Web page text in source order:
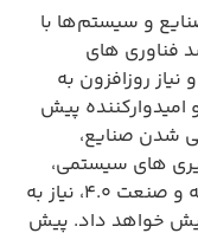
و سیستم‌ها با
فناوری های
روزافزون به
پیش
شدن صنایع،
های سیستمی،
تحلیل کلان داده ها، شبیه سازی پیشرفته و صنعت ۴.۰، نیاز به
خواهد داد. پیش